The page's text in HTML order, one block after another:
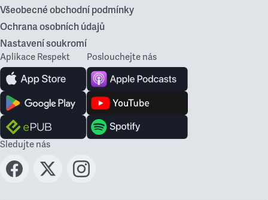
Všeobecné obchodní podmínky
Ochrana osobních údajů
Nastavení soukromí
Aplikace Respekt Poslouchejte nás
Sledujte nás